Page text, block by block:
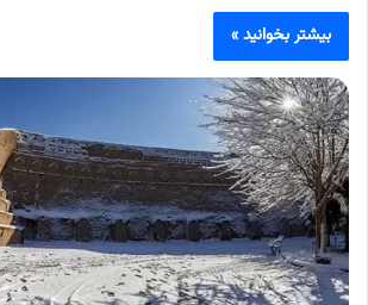
بیشتر بخوانید »